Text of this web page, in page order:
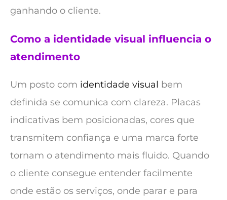
ganhando o cliente.
Como a identidade visual influencia o
atendimento
Um posto com identidade visual bem
definida se comunica com clareza. Placas
indicativas bem posicionadas, cores que
transmitem confiança e uma marca forte
tornam o atendimento mais fluido. Quando
o cliente consegue entender facilmente
onde estão os serviços, onde parar e para